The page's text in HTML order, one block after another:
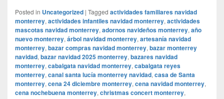
Posted in Uncategorized | Tagged actividades familiares navidad
monterrey, actividades infantiles navidad monterrey, actividades
mascotas navidad monterrey, adornos navideños monterrey, año
nuevo monterrey, árbol navidad monterrey, artesanía navidad
monterrey, bazar compras navidad monterrey, bazar monterrey
navidad, bazar navidad 2025 monterrey, bazares navidad
monterrey, cabalgata navidad monterrey, cabalgata reyes
monterrey, canal santa lucía monterrey navidad, casa de Santa
monterrey, cena 24 diciembre monterrey, cena navidad monterrey,
cena nochebuena monterrey, christmas concert monterrey,